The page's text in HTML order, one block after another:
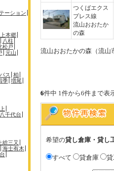
ーション
上本郷
八柱
松戸
元山
ス
柏
季 増尾
八千代台
上総三又
海士有木
つくばエクス
プレス線
流山おおたか
の森
流山おおたかの森（流山
6件中 1件から6件まで表
希望の貸し倉庫・貸し
すべて 貸倉庫